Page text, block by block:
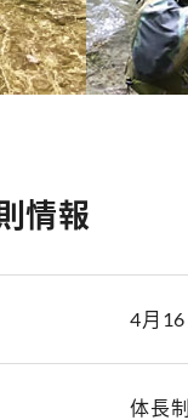
情報
4月16
体長